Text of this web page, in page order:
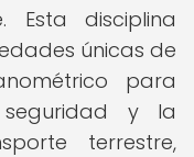
Esta disciplina
únicas de
para
y la
terrestre,